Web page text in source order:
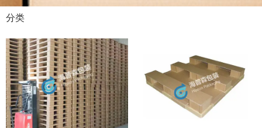
生产贸易相结合的新型创新公司
诚信、合作、精湛、创新
全国咨询电话：
分类